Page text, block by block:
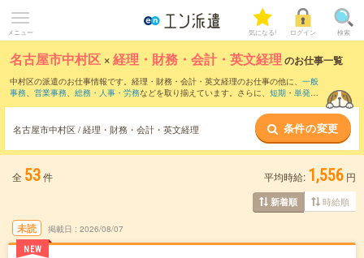
メニュー 気になる! ログイン 検索
名古屋市中村区 ×経理・財務・会計・英文経理 のお仕事一覧
中村区の派遣のお仕事情報です。経理・財務・会計・英文経理のお仕事の他に、 一般
事務、 営業事務、 総務・人事・労務などを取り揃えています。さらに、 短期 ・ 単発な
名古屋市中村区 / 経理・財務・会計・英文経理 条件の変更
全 53件 平均時給: 1,556 円
新着順 時給順
未読
NEW
掲載日 2026/08/07